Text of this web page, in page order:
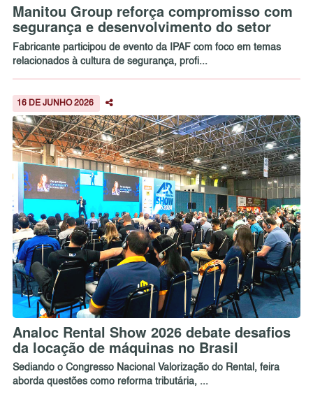
Manitou Group reforça compromisso com
segurança e desenvolvimento do setor
Fabricante participou de evento da IPAF com foco em temas
relacionados à cultura de segurança, profi...
16 DE JUNHO 2026
Analoc Rental Show 2026 debate desafios
da locação de máquinas no Brasil
Sediando o Congresso Nacional Valorização do Rental, feira
aborda questões como reforma tributária, ...